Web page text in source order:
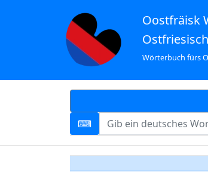
Oostfräisk
Wörterbuch fürs